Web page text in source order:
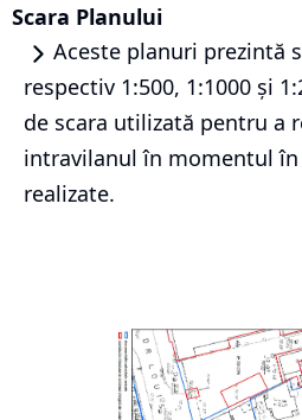
Scara Planului
Aceste planuri prezintă
respectiv 1:500, 1:1000 și
de scara utilizată pentru a
intravilanul în momentul în
realizate.